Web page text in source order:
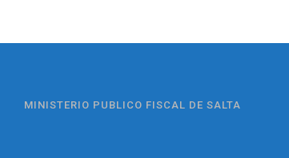
MINISTERIO PUBLICO FISCAL DE SALTA